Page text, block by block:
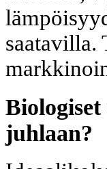
saatavilla.
juhlaan?